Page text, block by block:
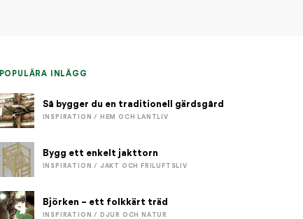
POPULÄRA INLÄGG
Så bygger du en traditionell gärdsgård
INSPIRATION / HEM OCH LANTLIV
Bygg ett enkelt jakttorn
INSPIRATION / JAKT OCH FRILUFTSLIV
Björken – ett folkkärt träd
INSPIRATION / DJUR OCH NATUR